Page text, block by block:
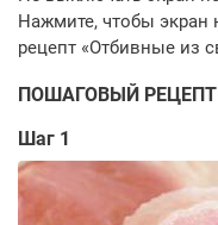
ПОШАГОВЫЙ РЕЦЕПТ
Шаг 1